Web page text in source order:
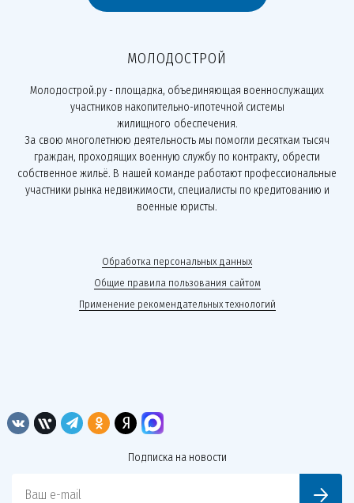
МОЛОДОСТРОЙ
Молодострой.ру - площадка, объединяющая военнослужащих
участников накопительно-ипотечной системы
жилищного обеспечения.
За свою многолетнюю деятельность мы помогли десяткам тысяч
граждан, проходящих военную службу по контракту, обрести
собственное жильё. В нашей команде работают профессиональные
участники рынка недвижимости, специалисты по кредитованию и
военные юристы.
Обработка персональных данных
Общие правила пользования сайтом
Применение рекомендательных технологий
Подписка на новости
Ваш e-mail